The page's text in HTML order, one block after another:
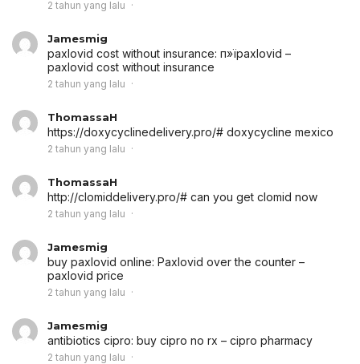
2 tahun yang lalu
Jamesmig
paxlovid cost without insurance: п»їpaxlovid –
paxlovid cost without insurance
2 tahun yang lalu
ThomassaH
https://doxycyclinedelivery.pro/# doxycycline mexico
2 tahun yang lalu
ThomassaH
http://clomiddelivery.pro/# can you get clomid now
2 tahun yang lalu
Jamesmig
buy paxlovid online: Paxlovid over the counter –
paxlovid price
2 tahun yang lalu
Jamesmig
antibiotics cipro: buy cipro no rx – cipro pharmacy
2 tahun yang lalu